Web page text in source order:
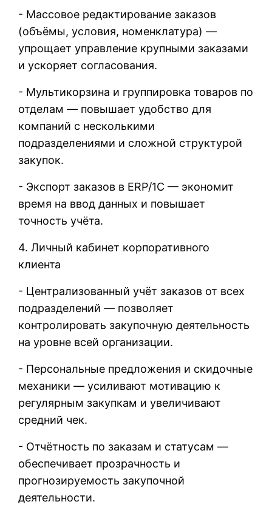
- Массовое редактирование заказов
(объёмы, условия, номенклатура) —
упрощает управление крупными заказами
и ускоряет согласования.
- Мультикорзина и группировка товаров по
отделам — повышает удобство для
компаний с несколькими
подразделениями и сложной структурой
закупок.
- Экспорт заказов в ERP/1С — экономит
время на ввод данных и повышает
точность учёта.
4. Личный кабинет корпоративного
клиента
- Централизованный учёт заказов от всех
подразделений — позволяет
контролировать закупочную деятельность
на уровне всей организации.
- Персональные предложения и скидочные
механики — усиливают мотивацию к
регулярным закупкам и увеличивают
средний чек.
- Отчётность по заказам и статусам —
обеспечивает прозрачность и
прогнозируемость закупочной
деятельности.